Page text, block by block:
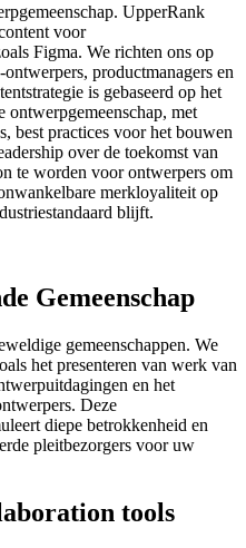
UpperRank
voor
Figma. We richten ons op
productmanagers en
is gebaseerd op het
ontwerpgemeenschap, met
best practices voor het bouwen
over de toekomst van
te worden voor ontwerpers om
merkloyaliteit op
blijft.
Gemeenschap
gemeenschappen. We
het presenteren van werk van
en het
Deze
diepe betrokkenheid en
pleitbezorgers voor uw
tools